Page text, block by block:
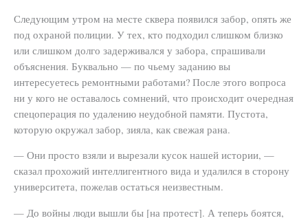
Следующим утром на месте сквера появился забор, опять же
под охраной полиции. У тех, кто подходил слишком близко
или слишком долго задерживался у забора, спрашивали
объяснения. Буквально — по чьему заданию вы
интересуетесь ремонтными работами? После этого вопроса
ни у кого не оставалось сомнений, что происходит очередная
спецоперация по удалению неудобной памяти. Пустота,
которую окружал забор, зияла, как свежая рана.
— Они просто взяли и вырезали кусок нашей истории, —
сказал прохожий интеллигентного вида и удалился в сторону
университета, пожелав остаться неизвестным.
— До войны люди вышли бы [на протест]. А теперь боятся,